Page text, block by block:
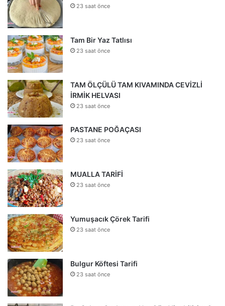
23 saat önce
Tam Bir Yaz Tatlısı
23 saat önce
TAM ÖLÇÜLÜ TAM KIVAMINDA CEVİZLİ
İRMİK HELVASI
23 saat önce
PASTANE POĞAÇASI
23 saat önce
MUALLA TARİFİ
23 saat önce
Yumuşacık Çörek Tarifi
23 saat önce
Bulgur Köftesi Tarifi
23 saat önce